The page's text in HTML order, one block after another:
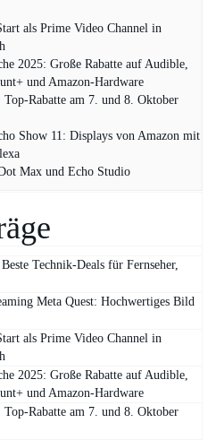
als Prime Video Channel in
2025: Große Rabatte auf Audible,
und Amazon‑Hardware
Rabatte am 7. und 8. Oktober
Show 11: Displays von Amazon mit
Max und Echo Studio
Technik-Deals für Fernseher,
Meta Quest: Hochwertiges Bild
als Prime Video Channel in
2025: Große Rabatte auf Audible,
und Amazon‑Hardware
Rabatte am 7. und 8. Oktober